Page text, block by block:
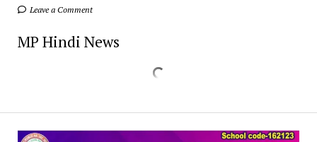
Leave a Comment
MP Hindi News